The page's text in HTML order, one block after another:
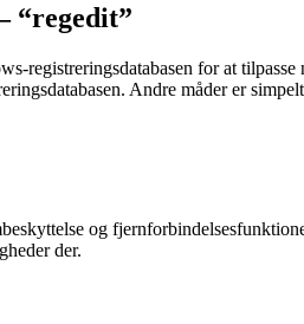
“regedit”
registreringsdatabasen for at
Andre måder er
og
der.